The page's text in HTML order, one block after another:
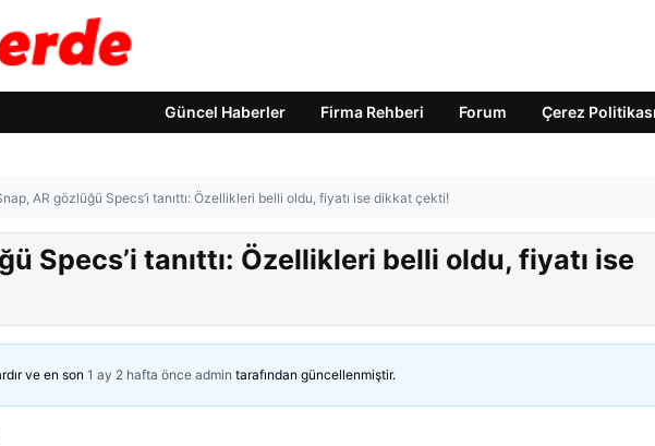
Güncel Haberler Firma Rehberi Forum Çerez Politikası
AR gözlüğü Specs’i tanıttı: Özellikleri belli oldu, fiyatı ise dikkat çekti!
Specs’i tanıttı: Özellikleri belli oldu, fiyatı ise
ve en son 1 ay 2 hafta önce admin tarafından güncellenmiştir.